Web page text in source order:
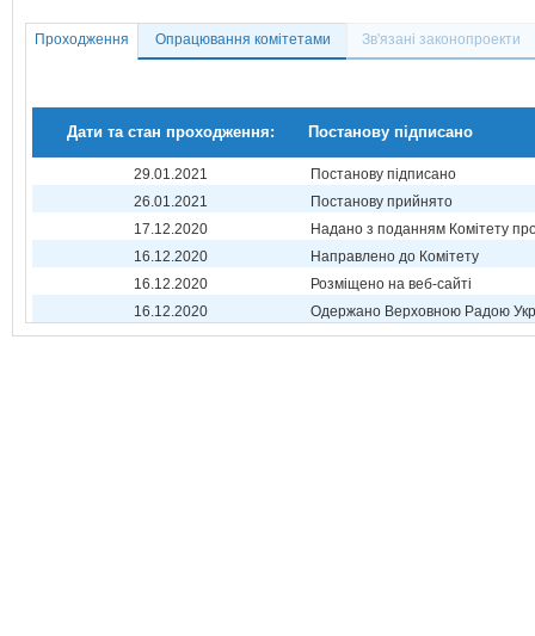
Проходження Опрацювання комітетами Зв'язані законопроекти
Дати та стан проходження: Постанову підписано
29.01.2021
Постанову підписано
26.01.2021
Постанову прийнято
17.12.2020
Надано з поданням Комітету
16.12.2020
Направлено до Комітету
16.12.2020
Розміщено на веб-сайті
16.12.2020
Одержано Верховною Радою